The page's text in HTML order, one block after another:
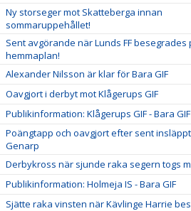
Ny storseger mot Skatteberga innan
sommaruppehållet!
Sent avgörande när Lunds FF besegrades
hemmaplan!
Alexander Nilsson är klar för Bara GIF
Oavgjort i derbyt mot Klågerups GIF
Publikinformation: Klågerups GIF - Bara GIF
Poängtapp och oavgjort efter sent
Genarp
Derbykross när sjunde raka segern togs
Publikinformation: Holmeja IS - Bara GIF
Sjätte raka vinsten när Kävlinge Harrie